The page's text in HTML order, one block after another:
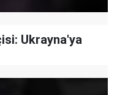
Ukrayna'ya